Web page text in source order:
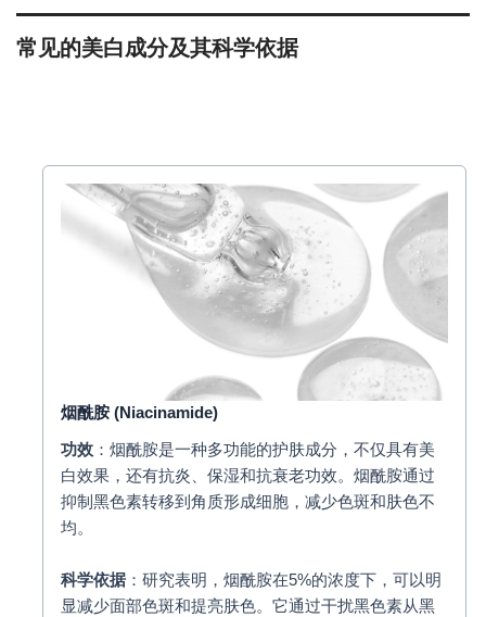
常见的美白成分及其科学依据
烟酰胺 (Niacinamide)
功效 ：烟酰胺是一种多功能的护肤成分，不仅具有美
白效果，还有抗炎、保湿和抗衰老功效。烟酰胺通过
抑制黑色素转移到角质形成细胞，减少色斑和肤色不
均。
科学依据 ：研究表明，烟酰胺在5%的浓度下，可以明
显减少面部色斑和提亮肤色。它通过干扰黑色素从黑